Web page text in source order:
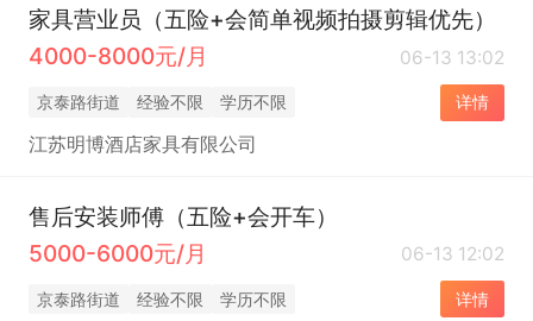
家具营业员（五险+会简单视频拍摄剪辑优先）
4000-8000元/月
06-13 13:02
京泰路街道 经验不限 学历不限 详情
江苏明博酒店家具有限公司
售后安装师傅（五险+会开车）
5000-6000元/月
06-13 12:02
京泰路街道 经验不限 学历不限 详情